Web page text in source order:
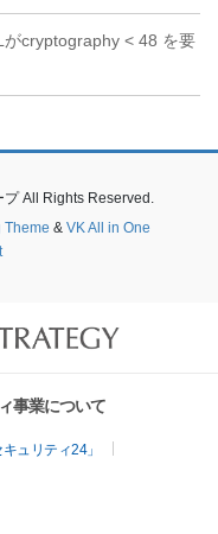
cryptography < 48 を要
All Rights Reserved.
Theme & VK All in One
事業について
ュリティ24」